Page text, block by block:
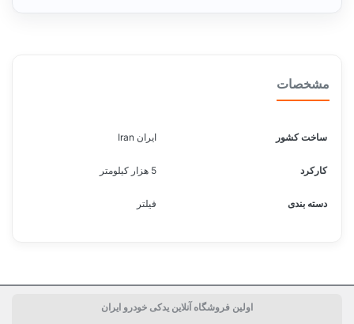
مشخصات
ساخت کشور ایران Iran
کارکرد 5 هزار کیلومتر
دسته بندی فیلتر
اولین فروشگاه آنلاین یدکی خودرو ایران